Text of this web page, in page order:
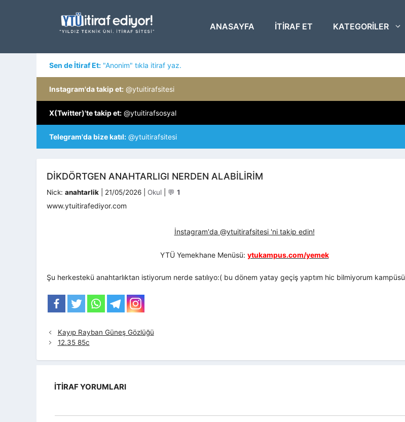
ANASAYFA ITIRAF ET KATEGORILER
Sen de İtiraf Et: "Anonim" tıkla itiraf yaz.
Instagram'da takip et: @ytuitirafsitesi
X(Twitter)'te takip et: @ytuitirafsosyal
Telegram'da bize katıl: @ytuitirafsitesi
DIKDÖRTGEN ANAHTARLIGI NERDEN ALABILIRIM
Nick: anahtarlik 21/05/2026 Kategoriler
Okul 💬 1
www.ytuitirafediyor.com
İnstagram'da @ytuitirafsitesi 'ni takip edin!
YTÜ Yemekhane Menüsü: ytukampus.com/yemek
Şu herkestekü anahtarlıktan istiyorum nerde satılıyo:( bu dönem yatay geçiş yaptım hic bilmiyorum kampüsü
Kayıp Rayban Güneş Gözlüğü
12.35 85c
İTIRAF YORUMLARI